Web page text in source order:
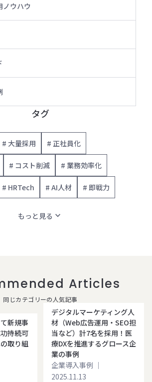
ノウハウ
タグ
# 大量採用 # 正社員化
# コスト削減 # 業務効率化
# HRTech # AI人材 # 即戦力
もっと見る expand_more
Articles
同じカテゴリーの人気記事
新規事
持続可
取り組
デジタルマーケティング人
材（Web広告運用・SEO担
当など）計7名を採用！医
療DXを推進するグロース企
業の事例
企業導入事例 ｜
2025.11.13